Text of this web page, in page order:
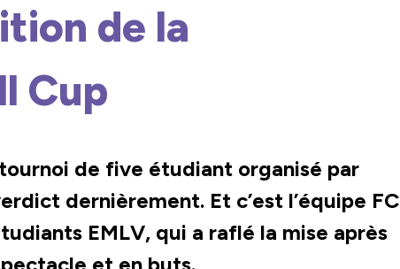
de la
Cup
de five étudiant organisé par
dernièrement. Et c’est l’équipe FC
EMLV, qui a raflé la mise après